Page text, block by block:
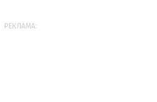
РЕКЛАМА: